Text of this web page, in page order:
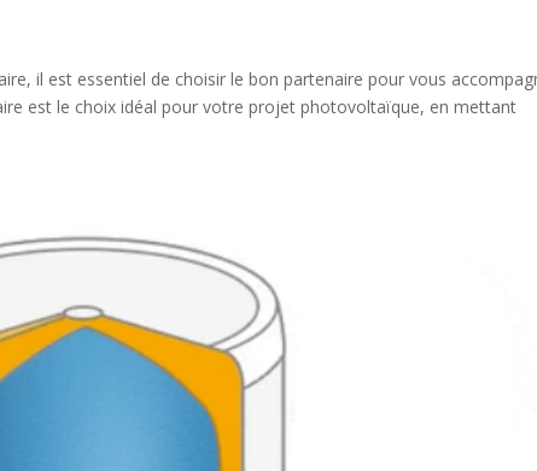
il est essentiel de choisir le bon partenaire pour vous
est le choix idéal pour votre projet photovoltaïque, en mettant